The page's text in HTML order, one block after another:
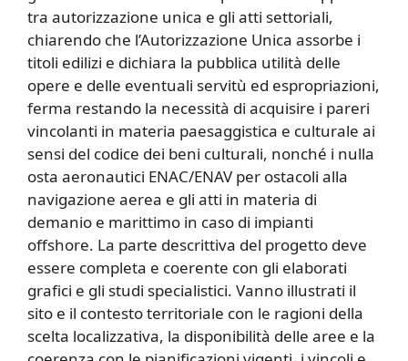
tra autorizzazione unica e gli atti settoriali,
chiarendo che l’Autorizzazione Unica assorbe i
titoli edilizi e dichiara la pubblica utilità delle
opere e delle eventuali servitù ed espropriazioni,
ferma restando la necessità di acquisire i pareri
vincolanti in materia paesaggistica e culturale ai
sensi del codice dei beni culturali, nonché i nulla
osta aeronautici ENAC/ENAV per ostacoli alla
navigazione aerea e gli atti in materia di
demanio e marittimo in caso di impianti
offshore. La parte descrittiva del progetto deve
essere completa e coerente con gli elaborati
grafici e gli studi specialistici. Vanno illustrati il
sito e il contesto territoriale con le ragioni della
scelta localizzativa, la disponibilità delle aree e la